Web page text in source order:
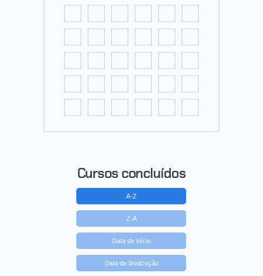
Cursos concluídos
A-Z
Z-A
Data de início
Data de finalização